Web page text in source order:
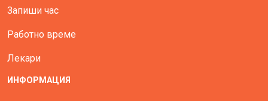
Запиши час
Работно време
Лекари
ИНФОРМАЦИЯ